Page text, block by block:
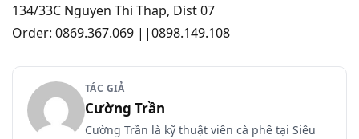
134/33C Nguyen Thi Thap, Dist 07
Order: 0869.367.069 ||0898.149.108
TÁC GIẢ
Cường Trần
Cường Trần là kỹ thuật viên cà phê tại Siêu